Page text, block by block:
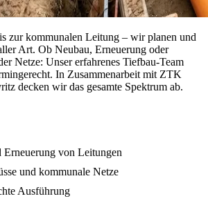
zur kommunalen Leitung – wir planen und
Art. Ob Neubau, Erneuerung oder
Netze: Unser erfahrenes Tiefbau-Team
In Zusammenarbeit mit ZTK
decken wir das gesamte Spektrum ab.
Erneuerung von Leitungen
und kommunale Netze
Ausführung